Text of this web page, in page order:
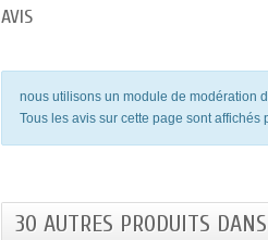
AVIS
nous utilisons un module de modération
Tous les avis sur cette page sont
30 AUTRES PRODUITS